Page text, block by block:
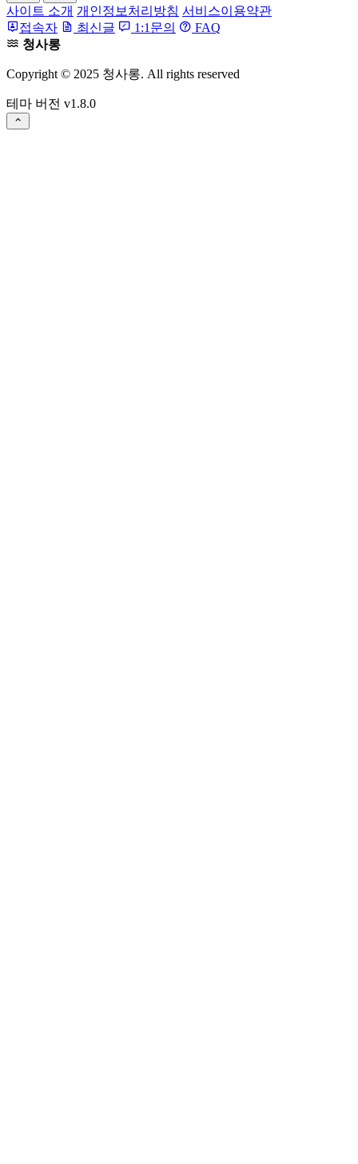
사이트 소개 개인정보처리방침 서비스이용약관
접속자
최신글 1:1문의
FAQ
청사롱
Copyright © 2025 청사롱. All rights reserved
테마 버전 v1.8.0